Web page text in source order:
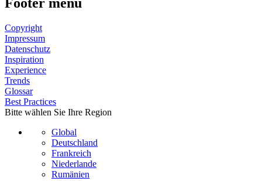
Copyright
Impressum
Datenschutz
Inspiration
Experience
Trends
Glossar
Best Practices
Bitte wählen Sie Ihre Region
Global
Deutschland
Frankreich
Niederlande
Rumänien